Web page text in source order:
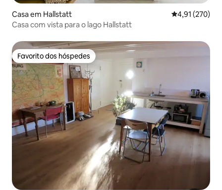
Casa em Hallstatt Classificação
4,91 (270)
Casa com vista para o lago Hallstatt
Favorito dos hóspedes
Favorito dos hóspedes